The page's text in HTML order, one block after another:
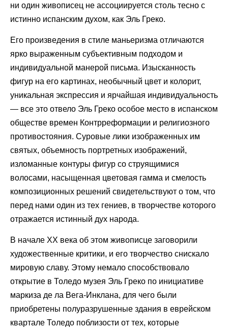
ни один живописец не ассоциируется столь тесно с
истинно испанским духом, как Эль Греко.
Его произведения в стиле маньеризма отличаются
ярко выраженным субъективным подходом и
индивидуальной манерой письма. Изысканность
фигур на его картинах, необычный цвет и колорит,
уникальная экспрессия и ярчайшая индивидуальность
— все это отвело Эль Греко особое место в испанском
обществе времен Контрреформации и религиозного
противостояния. Суровые лики изображенных им
святых, объемность портретных изображений,
изломанные контуры фигур со струящимися
волосами, насыщенная цветовая гамма и смелость
композиционных решений свидетельствуют о том, что
перед нами один из тех гениев, в творчестве которого
отражается истинный дух народа.
В начале ХХ века об этом живописце заговорили
художественные критики, и его творчество снискало
мировую славу. Этому немало способствовало
открытие в Толедо музея Эль Греко по инициативе
маркиза де ла Вега-Инклана, для чего были
приобретены полуразрушенные здания в еврейском
квартале Толедо поблизости от тех, которые